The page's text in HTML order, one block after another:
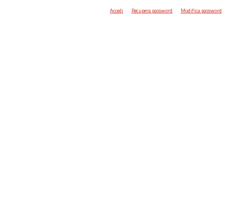
Accedi Recupera password Modifica password